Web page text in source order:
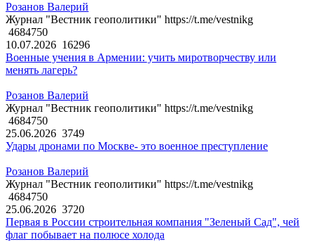
Розанов Валерий
Журнал "Вестник геополитики" https://t.me/vestnikg
4684750
10.07.2026 16296
Военные учения в Армении: учить миротворчеству или
менять лагерь?
Розанов Валерий
Журнал "Вестник геополитики" https://t.me/vestnikg
4684750
25.06.2026 3749
Удары дронами по Москве- это военное преступление
Розанов Валерий
Журнал "Вестник геополитики" https://t.me/vestnikg
4684750
25.06.2026 3720
Первая в России строительная компания "Зеленый Сад", чей
флаг побывает на полюсе холода